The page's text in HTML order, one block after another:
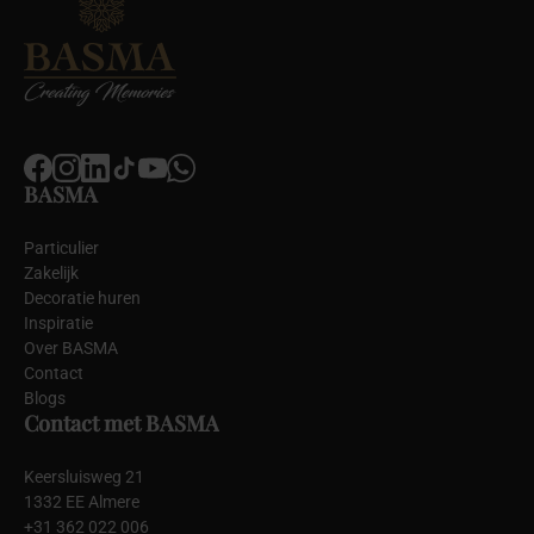
BASMA
Particulier
Zakelijk
Decoratie huren
Inspiratie
Over BASMA
Contact
Blogs
Contact met BASMA
Keersluisweg 21
1332 EE Almere
+31 362 022 006